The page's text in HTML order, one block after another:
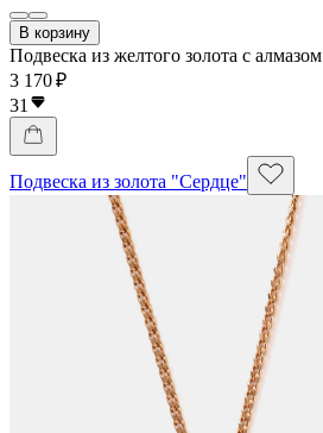
В корзину
Подвеска из желтого золота с алмазом
3 170 ₽
31
Подвеска из золота "Сердце"